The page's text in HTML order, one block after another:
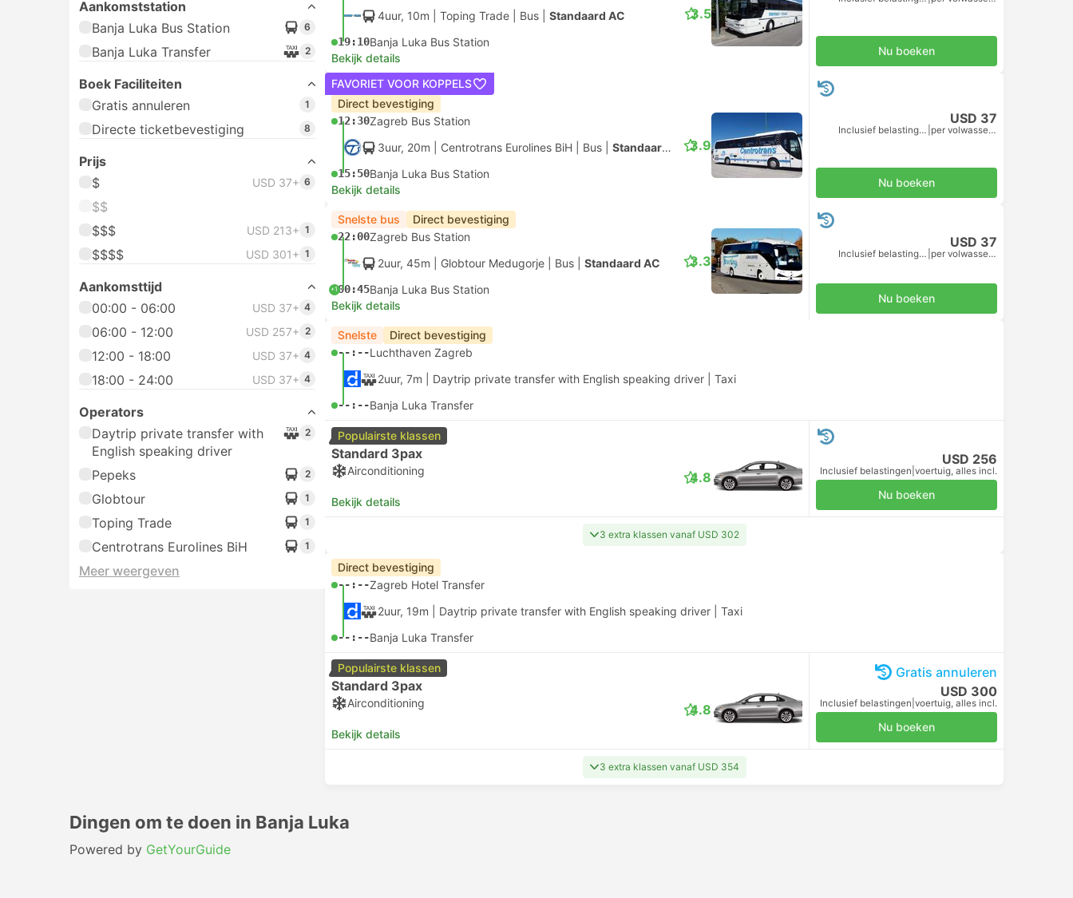
Aankomststation
Banja Luka Bus Station
6
Banja Luka Transfer 2
Boek Faciliteiten
Gratis annuleren
1
Directe ticketbevestiging 8
Prijs
$
USD 37+ 6
$$
$$$
USD 213+ 1
$$$$ USD 301+ 1
Aankomsttijd
00:00 - 06:00
USD 37+ 4
06:00 - 12:00 USD 257+ 2
12:00 - 18:00 USD 37+ 4
18:00 - 24:00 USD 37+ 4
Operators
Daytrip private transfer with
English speaking driver
2
Pepeks 2
Globtour 1
Toping Trade 1
Centrotrans Eurolines BiH 1
Meer weergeven
4uur, 10m | Toping Trade Bus Standaard AC
19:10Banja Luka Bus Station
3.5
Bekijk details
Nu boeken
FAVORIET VOOR KOPPELS
Direct bevestiging
12:30Zagreb Bus Station
3uur, 20m | Centrotrans Eurolines BiH Bus Standaard AC
15:50Banja Luka Bus Station
3.9
Bekijk details
USD 37
Inclusief belastingen per volwassene
Nu boeken
Snelste bus Direct bevestiging
22:00Zagreb Bus Station
2uur, 45m | Globtour Medugorje Bus Standaard AC
+100:45Banja Luka Bus Station
3.3
Bekijk details
USD 37
Inclusief belastingen per volwassene
Nu boeken
Snelste Direct bevestiging
--:--Luchthaven Zagreb
2uur, 7m | Daytrip private transfer with English speaking driver Taxi
--:--Banja Luka Transfer
Populairste klassen
Standard 3pax
Airconditioning
Bekijk details
4.8
USD 256
Inclusief belastingen voertuig, alles incl.
Nu boeken
3 extra klassen vanaf USD 302
Direct bevestiging
--:--Zagreb Hotel Transfer
2uur, 19m | Daytrip private transfer with English speaking driver Taxi
--:--Banja Luka Transfer
Populairste klassen
Standard 3pax
Airconditioning
Bekijk details
4.8
Gratis annuleren
USD 300
Inclusief belastingen voertuig, alles incl.
Nu boeken
3 extra klassen vanaf USD 354
Dingen om te doen in Banja Luka
Powered by GetYourGuide